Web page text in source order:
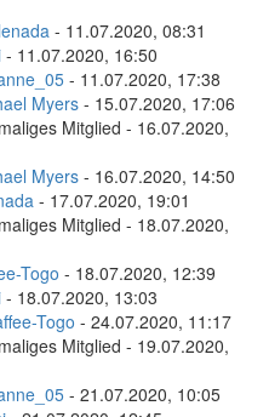
- 11.07.2020, 08:31
- 11.07.2020, 16:50
- 11.07.2020, 17:38
Myers- 15.07.2020, 17:06
Mitglied - 16.07.2020,
Myers- 16.07.2020, 14:50
- 17.07.2020, 19:01
Mitglied - 18.07.2020,
Togo - 18.07.2020, 12:39
- 18.07.2020, 13:03
Togo - 24.07.2020, 11:17
Mitglied - 19.07.2020,
- 21.07.2020, 10:05